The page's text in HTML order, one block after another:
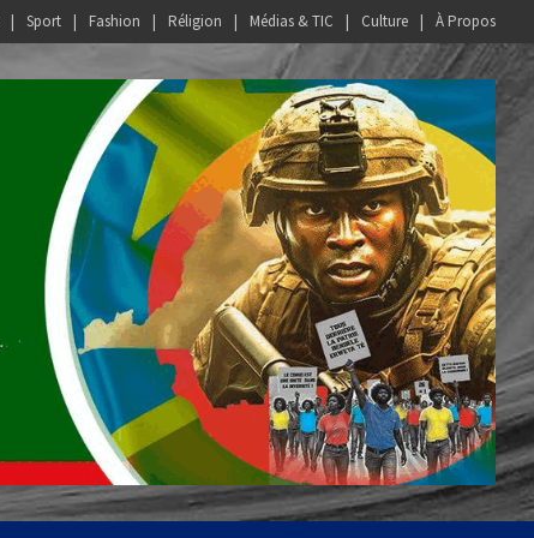
Sport Fashion Réligion Médias & TIC Culture À Propos